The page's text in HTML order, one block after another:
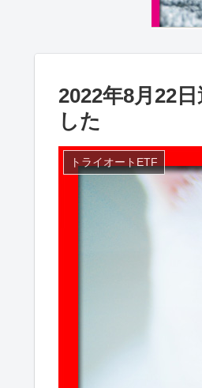
2022年8月22
した
トライオートETF